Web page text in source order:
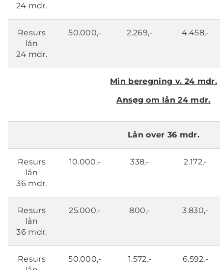
24 mdr.
Resurs
lån
24 mdr.
50.000,- 2.269,- 4.458,-
Min beregning v. 24 mdr.
Ansøg om lån 24 mdr.
Lån over 36 mdr.
Resurs
lån
36 mdr.
10.000,- 338,- 2.172,-
Resurs
lån
36 mdr.
25.000,- 800,- 3.830,-
Resurs
50.000,- 1.572,- 6.592,-